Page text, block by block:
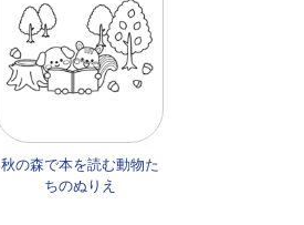
秋の森で本を読む動物た
ちのぬりえ